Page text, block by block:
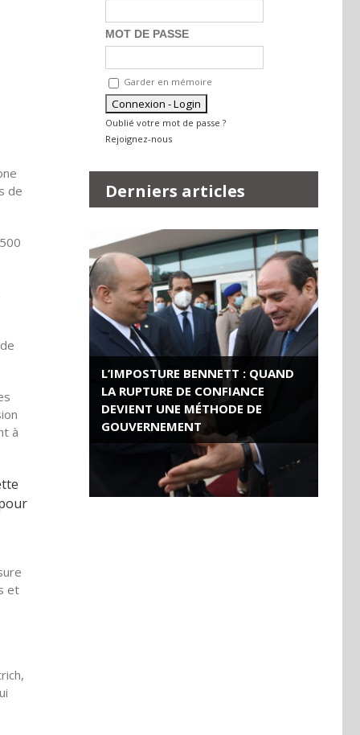
de
à
et
MOT DE PASSE
Garder en mémoire
Oublié votre mot de passe ?
Rejoignez-nous
Derniers articles
L’IMPOSTURE BENNETT : QUAND
LA RUPTURE DE CONFIANCE
DEVIENT UNE MÉTHODE DE
GOUVERNEMENT
ROSE VALLAND, HEROÏNE DE LA
RESISTANCE FRANÇAISE